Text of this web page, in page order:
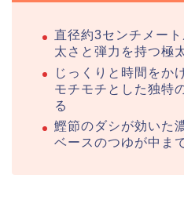
直径約3センチメー
太さと弾力を持つ極
じっくりと時間をか
モチモチとした独特
る
鰹節のダシが効いた
ベースのつゆが中ま